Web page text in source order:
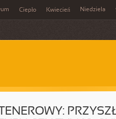
Ciepło Kwiecień Niedziela